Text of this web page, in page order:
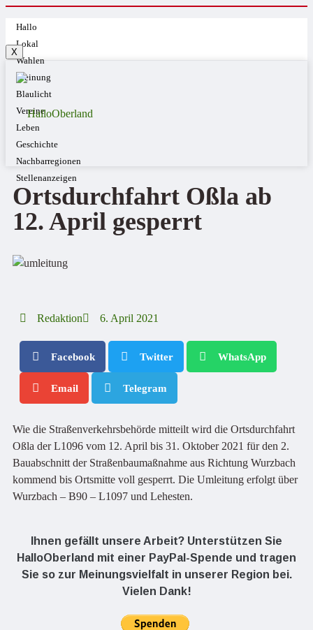
Hallo
Lokal
Wahlen
Meinung
Blaulicht
Vereine
Leben
Geschichte
Nachbarregionen
Stellenanzeigen
X
Ortsdurchfahrt Oßla ab
12. April gesperrt
Redaktion 6. April 2021
Facebook Twitter WhatsApp
Email Telegram
Wie die Straßenverkehrsbehörde mitteilt wird die Ortsdurchfahrt
Oßla der L1096 vom 12. April bis 31. Oktober 2021 für den 2.
Bauabschnitt der Straßenbaumaßnahme aus Richtung Wurzbach
kommend bis Ortsmitte voll gesperrt. Die Umleitung erfolgt über
Wurzbach – B90 – L1097 und Lehesten.
Ihnen gefällt unsere Arbeit? Unterstützen Sie
HalloOberland mit einer PayPal-Spende und tragen
Sie so zur Meinungsvielfalt in unserer Region bei.
Vielen Dank!